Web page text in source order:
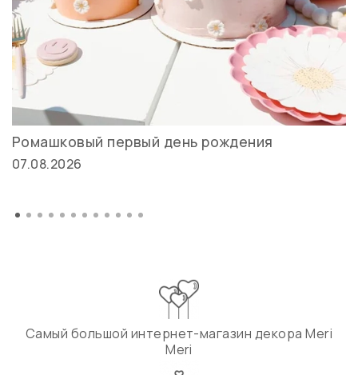
Ромашковый первый день рождения
07.08.2026
Самый большой интернет-магазин декора Meri
Meri